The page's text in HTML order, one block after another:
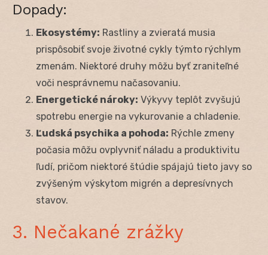
Dopady:
Ekosystémy: Rastliny a zvieratá musia
prispôsobiť svoje životné cykly týmto rýchlym
zmenám. Niektoré druhy môžu byť zraniteľné
voči nesprávnemu načasovaniu.
Energetické nároky: Výkyvy teplôt zvyšujú
spotrebu energie na vykurovanie a chladenie.
Ľudská psychika a pohoda: Rýchle zmeny
počasia môžu ovplyvniť náladu a produktivitu
ľudí, pričom niektoré štúdie spájajú tieto javy so
zvýšeným výskytom migrén a depresívnych
stavov.
3. Nečakané zrážky